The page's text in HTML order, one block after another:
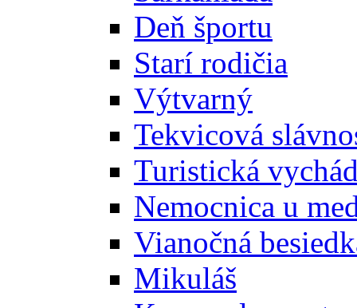
Deň športu
Starí rodičia
Výtvarný
Tekvicová
Turistická
Nemocnica u
Vianočná
Mikuláš